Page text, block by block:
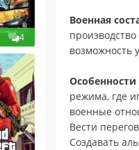
4
Военная
возможность
Особенности
режима, где
военные
Вести
Создавать